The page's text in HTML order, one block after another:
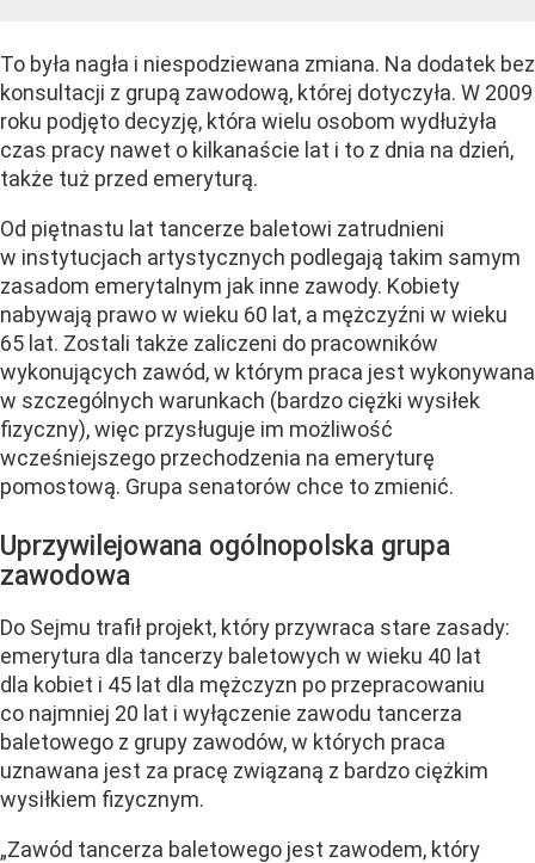
To była nagła i niespodziewana zmiana. Na dodatek bez
konsultacji z grupą zawodową, której dotyczyła. W 2009
roku podjęto decyzję, która wielu osobom wydłużyła
czas pracy nawet o kilkanaście lat i to z dnia na dzień,
także tuż przed emeryturą.
Od piętnastu lat tancerze baletowi zatrudnieni
w instytucjach artystycznych podlegają takim samym
zasadom emerytalnym jak inne zawody. Kobiety
nabywają prawo w wieku 60 lat, a mężczyźni w wieku
65 lat. Zostali także zaliczeni do pracowników
wykonujących zawód, w którym praca jest wykonywana
w szczególnych warunkach (bardzo ciężki wysiłek
fizyczny), więc przysługuje im możliwość
wcześniejszego przechodzenia na emeryturę
pomostową. Grupa senatorów chce to zmienić.
Uprzywilejowana ogólnopolska grupa
zawodowa
Do Sejmu trafił projekt, który przywraca stare zasady:
emerytura dla tancerzy baletowych w wieku 40 lat
dla kobiet i 45 lat dla mężczyzn po przepracowaniu
co najmniej 20 lat i wyłączenie zawodu tancerza
baletowego z grupy zawodów, w których praca
uznawana jest za pracę związaną z bardzo ciężkim
wysiłkiem fizycznym.
„Zawód tancerza baletowego jest zawodem, który